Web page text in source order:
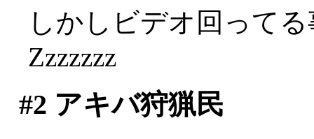
しかしビデオ回って
Zzzzzzz
#2 アキバ狩猟民